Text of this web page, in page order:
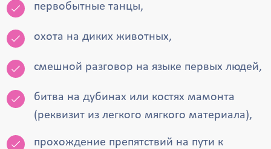
первобытные танцы,
охота на диких животных,
смешной разговор на языке первых людей,
битва на дубинах или костях мамонта
(реквизит из легкого мягкого материала),
прохождение препятствий на пути к